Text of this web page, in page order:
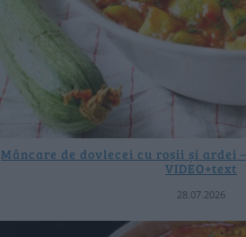
Mâncare de dovlecei cu roșii și ardei
VIDEO+text
28.07.2026